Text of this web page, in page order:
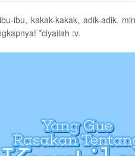
ibu, kakak-kakak, adik-adik,
*ciyailah :v.